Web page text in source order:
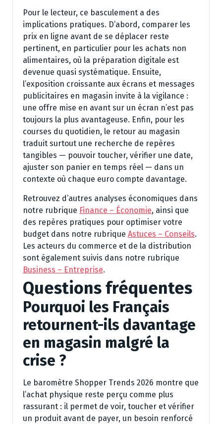
Pour le lecteur, ce basculement a des
implications pratiques. D’abord, comparer les
prix en ligne avant de se déplacer reste
pertinent, en particulier pour les achats non
alimentaires, où la préparation digitale est
devenue quasi systématique. Ensuite,
l’exposition croissante aux écrans et messages
publicitaires en magasin invite à la vigilance :
une offre mise en avant sur un écran n’est pas
toujours la plus avantageuse. Enfin, pour les
courses du quotidien, le retour au magasin
traduit surtout une recherche de repères
tangibles — pouvoir toucher, vérifier une date,
ajuster son panier en temps réel — dans un
contexte où chaque euro compte davantage.
Retrouvez d’autres analyses économiques dans
notre rubrique Finance – Économie, ainsi que
des repères pratiques pour optimiser votre
budget dans notre rubrique Astuces – Conseils.
Les acteurs du commerce et de la distribution
sont également suivis dans notre rubrique
Business – Entreprise.
Questions fréquentes
Pourquoi les Français
retournent-ils davantage
en magasin malgré la
crise ?
Le baromètre Shopper Trends 2026 montre que
l’achat physique reste perçu comme plus
rassurant : il permet de voir, toucher et vérifier
un produit avant de payer, un besoin renforcé